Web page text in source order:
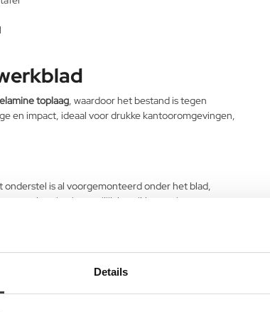
Details
toplaag, waardoor het bestand is tegen
en impact, ideaal voor drukke kantooromgevingen,
is al voorgemonteerd onder het blad,
en plaatsing in moeilijk bereikbare ruimtes